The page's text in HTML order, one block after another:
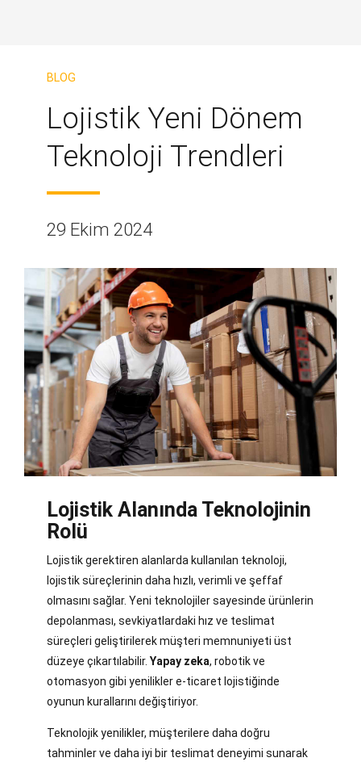
BLOG
Lojistik Yeni Dönem
Teknoloji Trendleri
29 Ekim 2024
Lojistik Alanında Teknolojinin
Rolü
Lojistik gerektiren alanlarda kullanılan teknoloji,
lojistik süreçlerinin daha hızlı, verimli ve şeffaf
olmasını sağlar. Yeni teknolojiler sayesinde ürünlerin
depolanması, sevkiyatlardaki hız ve teslimat
süreçleri geliştirilerek müşteri memnuniyeti üst
düzeye çıkartılabilir. Yapay zeka, robotik ve
otomasyon gibi yenilikler e-ticaret lojistiğinde
oyunun kurallarını değiştiriyor.
Teknolojik yenilikler, müşterilere daha doğru
tahminler ve daha iyi bir teslimat deneyimi sunarak